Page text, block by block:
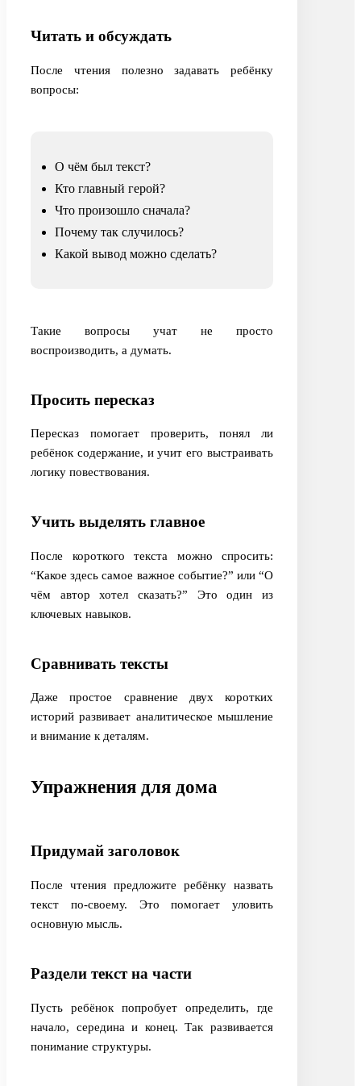
Читать и обсуждать
После чтения полезно задавать ребёнку
вопросы:
О чём был текст?
Кто главный герой?
Что произошло сначала?
Почему так случилось?
Какой вывод можно сделать?
Такие вопросы учат не просто
воспроизводить, а думать.
Просить пересказ
Пересказ помогает проверить, понял ли
ребёнок содержание, и учит его выстраивать
логику повествования.
Учить выделять главное
После короткого текста можно спросить:
“Какое здесь самое важное событие?” или “О
чём автор хотел сказать?” Это один из
ключевых навыков.
Сравнивать тексты
Даже простое сравнение двух коротких
историй развивает аналитическое мышление
и внимание к деталям.
Упражнения для дома
Придумай заголовок
После чтения предложите ребёнку назвать
текст по-своему. Это помогает уловить
основную мысль.
Раздели текст на части
Пусть ребёнок попробует определить, где
начало, середина и конец. Так развивается
понимание структуры.